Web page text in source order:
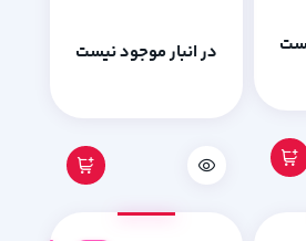
در انبار موجود نیست